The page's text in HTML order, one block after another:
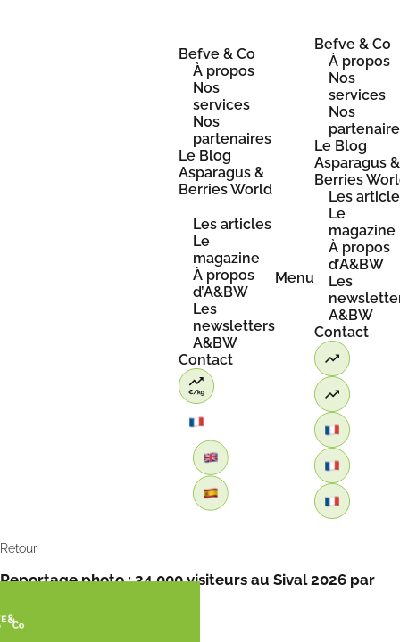
Befve & Co
À propos
Nos
services
Nos
partenaires
Le Blog
Asparagus &
Berries World
Les articles
Le
magazine
À propos
d’A&BW
Les
newsletters
A&BW
Contact
Menu
Befve & Co
À propos
Nos
services
Nos
Le Blog
Asparagus &
Berries
Les
Le
magazine
À propos
d’A&BW
Les
A&BW
Contact
Retour
Reportage photo : 24 000 visiteurs au Sival 2026 par